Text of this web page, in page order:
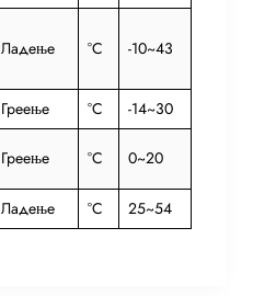
Ладење °C -10~43
Греење °C
-14~30
Греење °C 0~20
Ладење °C 25~54